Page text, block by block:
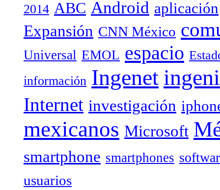
2014 ABC Android aplicación
Expansión CNN México
Universal EMOL espacio
información Ingenet
Internet investigación
mexicanos Microsoft
smartphone smartphones
usuarios